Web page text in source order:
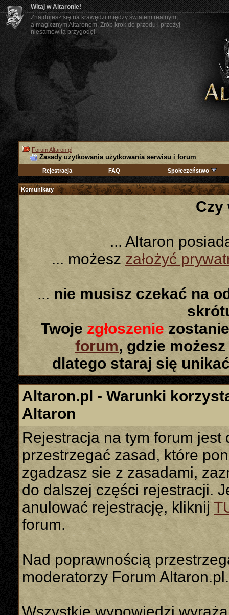
Witaj w Altaronie!
Znajdujesz się na krawędzi między światem realnym,
a magicznym Altaronem. Zrób krok do przodu i przeżyj
niesamowitą przygodę!
Forum Altaron.pl
Zasady użytkowania użytkowania serwisu i forum
Rejestracja FAQ Społeczeństwo
Komunikaty
Czy
... Altaron
... możeszzałożyć
... nie musisz czekać na
Twoje zgłoszenie
forum, gdzie
dlatego staraj się
Altaron.pl - Warunki
Altaron
Rejestracja na tym forum
przestrzegać zasad, które
zgadzasz sie z zasadami,
do dalszej części rejestracji.
anulować rejestrację, kliknij
forum.
Nad poprawnością
moderatorzy Forum Altaron.pl.